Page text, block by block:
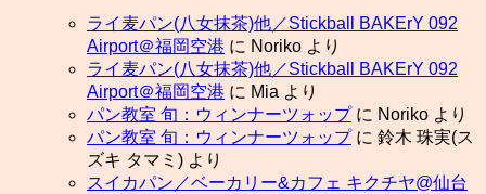
ライ麦パン(八女抹茶)他／Stickball BAKErY 092
Airport＠福岡空港 に Noriko より
ライ麦パン(八女抹茶)他／Stickball BAKErY 092
Airport＠福岡空港 に Mia より
パン教室 旬：ウィンナーツォップに Noriko より
パン教室 旬：ウィンナーツォップに 鈴木 珠実(ス
ズキ タマミ) より
スイカパン／ベーカリー&カフェ キクチヤ@仙台